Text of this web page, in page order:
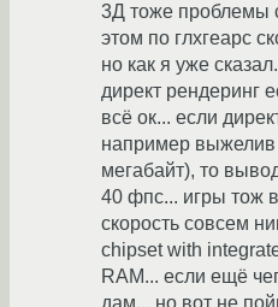
3Д тоже проблемы
этом по глхгеарс
но как я уже
директ рендеринг
всё ок... если
например
мегабайт), то
40 фпс... игры тож
скорость совсем
chipset with
RAM... если ещё